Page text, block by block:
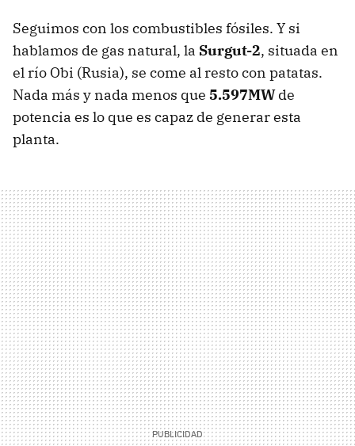
Seguimos con los combustibles fósiles. Y si
hablamos de gas natural, la Surgut-2, situada en
el río Obi (Rusia), se come al resto con patatas.
Nada más y nada menos que 5.597MWde
potencia es lo que es capaz de generar esta
planta.